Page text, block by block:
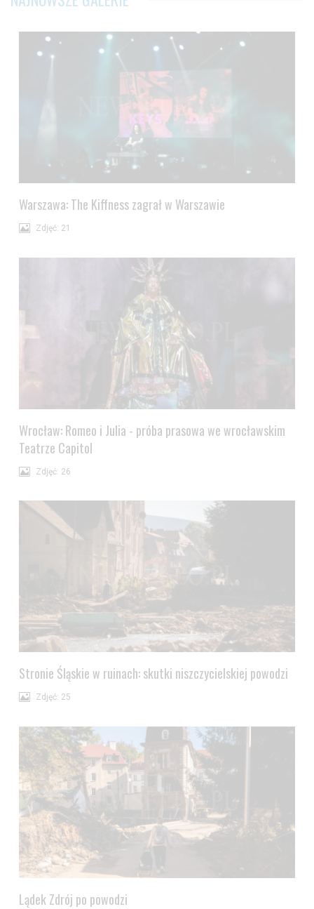
Warszawa: The Kiffness zagrał w Warszawie
Zdjęć: 21
Wrocław: Romeo i Julia - próba prasowa we wrocławskim
Teatrze Capitol
Zdjęć: 26
Stronie Śląskie w ruinach: skutki niszczycielskiej powodzi
Zdjęć: 25
Lądek Zdrój po powodzi